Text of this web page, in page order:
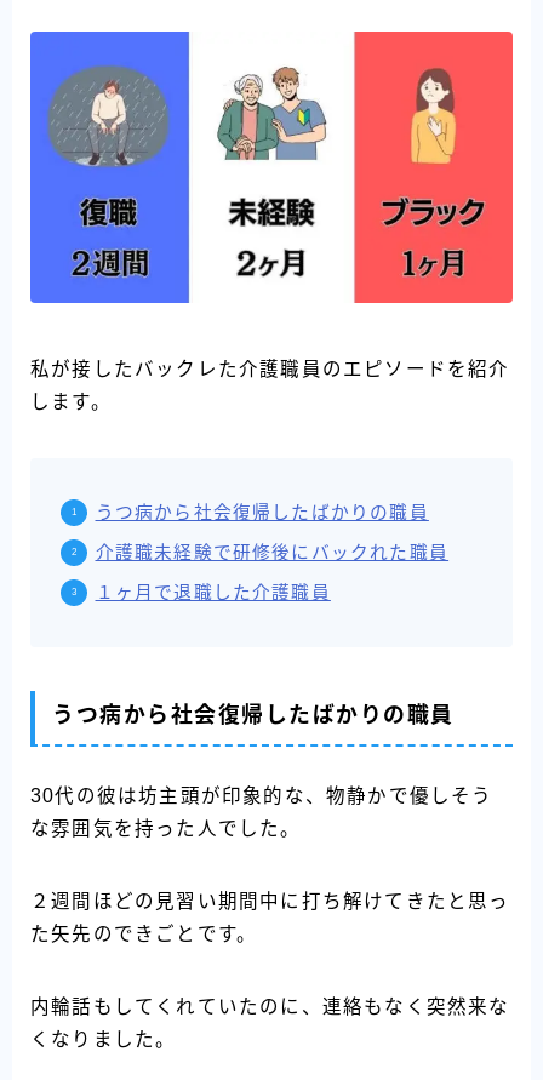
私が接したバックレた介護職員のエピソードを紹介
します。
うつ病から社会復帰したばかりの職員
介護職未経験で研修後にバックれた職員
１ヶ月で退職した介護職員
うつ病から社会復帰したばかりの職員
30代の彼は坊主頭が印象的な、物静かで優しそう
な雰囲気を持った人でした。
２週間ほどの見習い期間中に打ち解けてきたと思っ
た矢先のできごとです。
内輪話もしてくれていたのに、連絡もなく突然来な
くなりました。